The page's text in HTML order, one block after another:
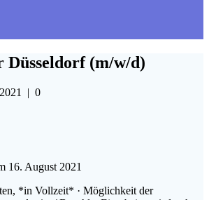
Düsseldorf (m/w/d)
| 0
16. August 2021
*in Vollzeit* · Möglichkeit der